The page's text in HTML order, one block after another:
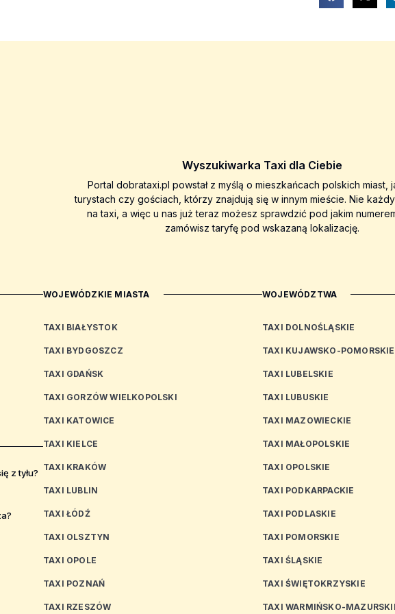
Wyszukiwarka Taxi dla Ciebie
Portal dobrataxi.pl powstał z myślą o mieszkańcach polskich miast,
turystach czy gościach, którzy znajdują się w innym mieście. Nie
na taxi, a więc u nas już teraz możesz sprawdzić pod jakim
zamówisz taryfę pod wskazaną lokalizację.
z tyłu?
WOJEWÓDZKIE MIASTA
TAXI BIAŁYSTOK
TAXI BYDGOSZCZ
TAXI GDAŃSK
TAXI GORZÓW WIELKOPOLSKI
TAXI KATOWICE
TAXI KIELCE
TAXI KRAKÓW
TAXI LUBLIN
TAXI ŁÓDŹ
TAXI OLSZTYN
TAXI OPOLE
TAXI POZNAŃ
TAXI RZESZÓW
WOJEWÓDZTWA
TAXI DOLNOŚLĄSKIE
TAXI KUJAWSKO-POMORSKIE
TAXI LUBELSKIE
TAXI LUBUSKIE
TAXI MAZOWIECKIE
TAXI MAŁOPOLSKIE
TAXI OPOLSKIE
TAXI PODKARPACKIE
TAXI PODLASKIE
TAXI POMORSKIE
TAXI ŚLĄSKIE
TAXI ŚWIĘTOKRZYSKIE
TAXI WARMIŃSKO-